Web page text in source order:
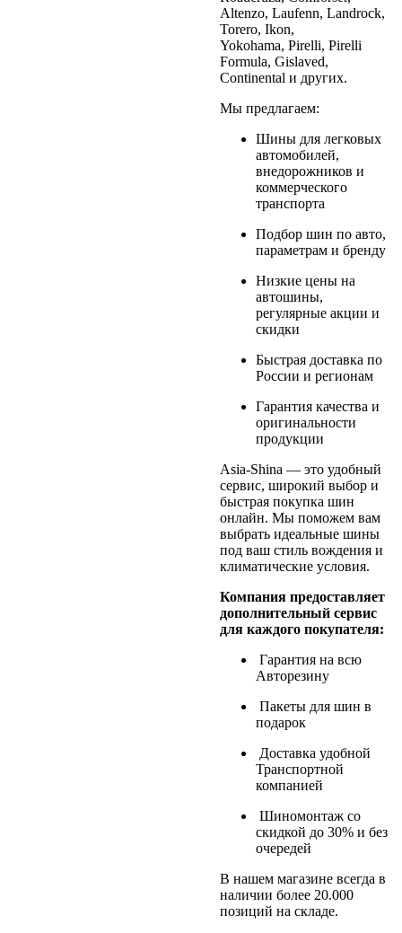
Altenzo, Laufenn, Landrock,
Torero, Ikon,
Yokohama, Pirelli, Pirelli
Formula, Gislaved,
Continental и других.
Мы предлагаем:
Шины для легковых
автомобилей,
внедорожников и
коммерческого
транспорта
Подбор шин по авто,
параметрам и бренду
Низкие цены на
автошины,
регулярные акции и
скидки
Быстрая доставка по
России и регионам
Гарантия качества и
оригинальности
продукции
Asia-Shina — это удобный
сервис, широкий выбор и
быстрая покупка шин
онлайн. Мы поможем вам
выбрать идеальные шины
под ваш стиль вождения и
климатические условия.
Компания предоставляет
дополнительный сервис
для каждого покупателя:
Гарантия на всю
Авторезину
Пакеты для шин в
подарок
Доставка удобной
Транспортной
компанией
Шиномонтаж со
скидкой до 30% и без
очередей
В нашем магазине всегда в
наличии более 20.000
позиций на складе.